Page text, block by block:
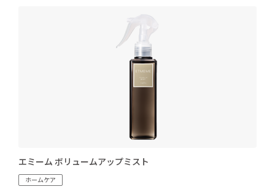
エミーム ボリュームアップミスト
ホームケア